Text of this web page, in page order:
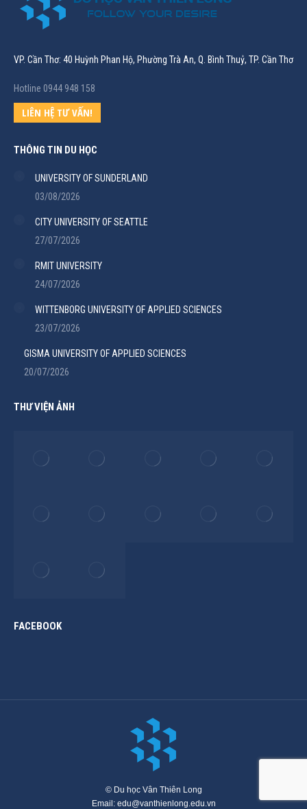
VP. Cần Thơ: 40 Huỳnh Phan Hộ, Phường Trà An, Q. Bình Thuỷ, TP. Cần Thơ
Hotline 0944 948 158
LIÊN HỆ TƯ VẤN!
THÔNG TIN DU HỌC
UNIVERSITY OF SUNDERLAND
03/08/2026
CITY UNIVERSITY OF SEATTLE
27/07/2026
RMIT UNIVERSITY
24/07/2026
WITTENBORG UNIVERSITY OF APPLIED SCIENCES
23/07/2026
GISMA UNIVERSITY OF APPLIED SCIENCES
20/07/2026
THƯ VIỆN ẢNH
FACEBOOK
© Du học Vân Thiên Long
Email: edu@vanthienlong.edu.vn